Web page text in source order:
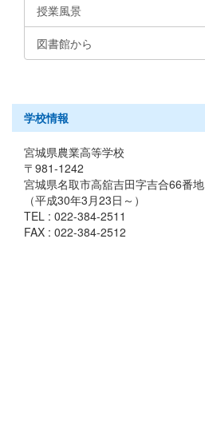
授業風景
図書館から
学校情報
宮城県農業高等学校
〒981-1242
宮城県名取市高舘吉田字吉合66番地
（平成30年3月23日～）
TEL : 022-384-2511
FAX : 022-384-2512